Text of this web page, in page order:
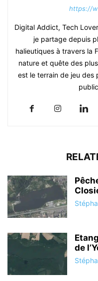
https://
Digital Addict, Tech
je partage depuis
halieutiques à travers la
nature et quête des
est le terrain de jeu des
de